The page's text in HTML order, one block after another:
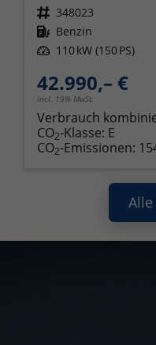
Fahrzeugnr. 348023
Kraftstoff Benzin
Leistung 110 kW (150 PS)
42.990,– €
incl. 19% MwSt.
Verbrauch
CO2-Klasse: E
CO2-Emissionen:
Alle